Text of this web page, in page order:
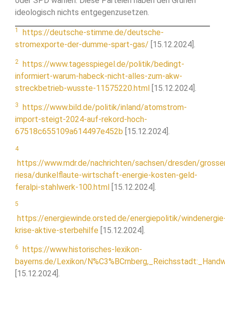
ideologisch nichts entgegenzusetzen.
1
https://deutsche-stimme.de/deutsche-
stromexporte-der-dumme-spart-gas/ [15.12.2024].
2 https://www.tagesspiegel.de/politik/bedingt-
informiert-warum-habeck-nicht-alles-zum-akw-
streckbetrieb-wusste-11575220.html [15.12.2024].
3
https://www.bild.de/politik/inland/atomstrom-
import-steigt-2024-auf-rekord-hoch-
67518c655109a614497e452b [15.12.2024].
4
https://www.mdr.de/nachrichten/sachsen/dresden/
riesa/dunkelflaute-wirtschaft-energie-kosten-geld-
feralpi-stahlwerk-100.html [15.12.2024].
5
https://energiewinde.orsted.de/energiepolitik/
krise-aktive-sterbehilfe [15.12.2024].
6
https://www.historisches-lexikon-
bayerns.de/Lexikon/
[15.12.2024].